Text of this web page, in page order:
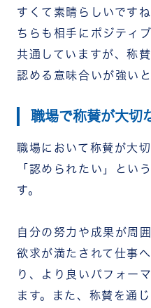
すくて素晴らしいです
ちらも相手にポジティ
共通していますが、称
認める意味合いが強い
職場で称賛が大切
職場において称賛が大
「認められたい」とい
す。
自分の努力や成果が周
欲求が満たされて仕事
り、より良いパフォー
ます。また、称賛を通